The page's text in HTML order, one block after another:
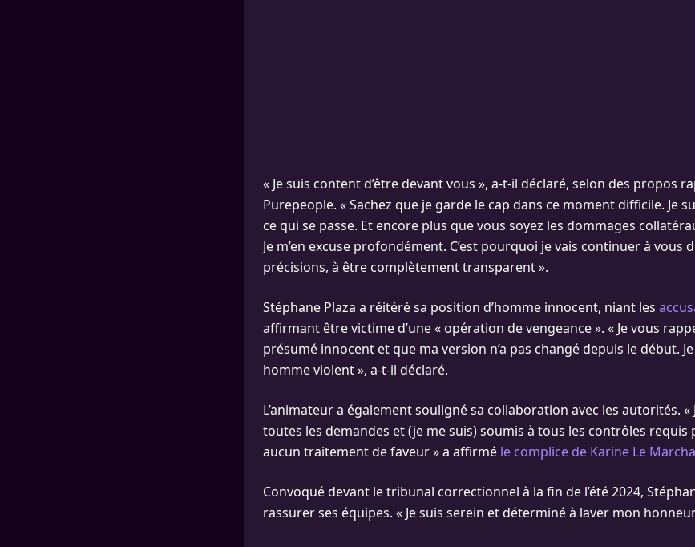
« Je suis content d’être devant vous », a-t-il déclaré, selon des propos
Purepeople. « Sachez que je garde le cap dans ce moment difficile. Je
ce qui se passe. Et encore plus que vous soyez les dommages
Je m’en excuse profondément. C’est pourquoi je vais continuer à vous
précisions, à être complètement transparent ».
Stéphane Plaza a réitéré sa position d’homme innocent, niant les
affirmant être victime d’une « opération de vengeance ». « Je vous
présumé innocent et que ma version n’a pas changé depuis le début.
homme violent », a-t-il déclaré.
L’animateur a également souligné sa collaboration avec les autorités. «
toutes les demandes et (je me suis) soumis à tous les contrôles requis
aucun traitement de faveur » a affirmé le complice de Karine Le
Convoqué devant le tribunal correctionnel à la fin de l’été 2024,
rassurer ses équipes. « Je suis serein et déterminé à laver mon